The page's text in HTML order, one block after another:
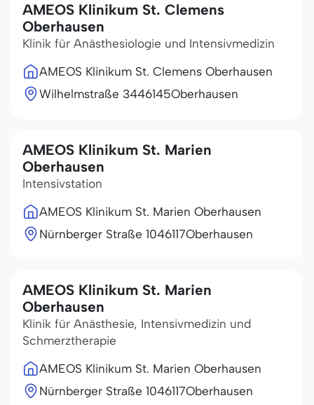
AMEOS Klinikum St. Clemens
Oberhausen
Klinik für Anästhesiologie und Intensivmedizin
AMEOS Klinikum St. Clemens Oberhausen
Wilhelmstraße 3446145Oberhausen
AMEOS Klinikum St. Marien
Oberhausen
Intensivstation
AMEOS Klinikum St. Marien Oberhausen
Nürnberger Straße 1046117Oberhausen
AMEOS Klinikum St. Marien
Oberhausen
Klinik für Anästhesie, Intensivmedizin und
Schmerztherapie
AMEOS Klinikum St. Marien Oberhausen
Nürnberger Straße 1046117Oberhausen